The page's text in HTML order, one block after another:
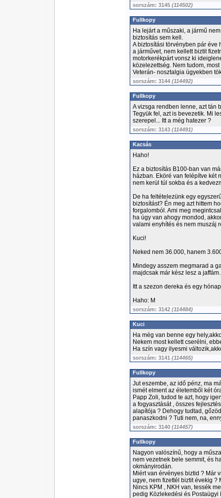
sorszám: 3145 (114502)
Fullkopy
Ha lejárt a műszaki, a jármű
biztosítás sem kell.
A biztosítási törvényben pár éve
a járművet, nem kellett biztit
motorkerékpárt vonsz ki
közelezettség. Nem tudom,
Veterán- nosztalgia ügyekben
sorszám: 3144 (114492)
Fullkopy
A vizsga rendben lenne, azt tán
Tegyük fel, azt is bevezetik. Mi
szerepel... Itt a még hatezer ?
sorszám: 3143 (114491)
Kacsás
Haho!
Ez a biztosítás B100-ban van
házban. Eköré van felépítve két
nem kerül túl sokba és a
De ha feltételezünk egy
biztosítást? Én meg azt hittem
forgalomból. Ami meg
ha úgy van ahogy mondod,
valami enyhítés és nem muszáj
Kuci!
Neked nem 36.000, hanem
Mindegy asszem megmarad a
majdcsak már kész lesz a jaffám.
Itt a szezon dereka és egy
Haho: M
sorszám: 3142 (114484)
Kuci
Ha még van benne egy
Nekem most kellett cserélni,
Ha szín vagy ilyesmi
sorszám: 3141 (114465)
Fullkopy
Jut eszembe, az idő pénz, ma
ismét elment az életemből két
Papp Zoli, tudod te azt, hogy
a fogyasztását , összes
alapítója ? Dehogy tudtad,
panaszkodni ? Tuti nem, na,
sorszám: 3140 (114457)
Fullkopy
Nagyon valószínű, hogy a
nem vezetnek bele semmit, és
okmányirodán.
Miért van érvényes biztid ? Már
ugye, nem fizettél biztit évekig ?
Nincs KPM , NKH van, tessék
pedig Közlekedési és Postaügyi